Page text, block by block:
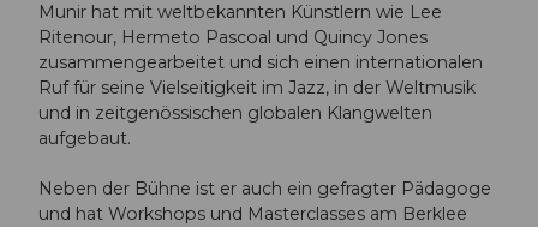
Munir hat mit weltbekannten Künstlern wie Lee
Ritenour, Hermeto Pascoal und Quincy Jones
zusammengearbeitet und sich einen internationalen
Ruf für seine Vielseitigkeit im Jazz, in der Weltmusik
und in zeitgenössischen globalen Klangwelten
aufgebaut.
Neben der Bühne ist er auch ein gefragter Pädagoge
und hat Workshops und Masterclasses am Berklee